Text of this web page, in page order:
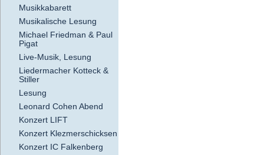
Musikkabarett
Musikalische Lesung
Michael Friedman & Paul
Pigat
Live-Musik, Lesung
Liedermacher Kotteck &
Stiller
Lesung
Leonard Cohen Abend
Konzert LIFT
Konzert Klezmerschicksen
Konzert IC Falkenberg